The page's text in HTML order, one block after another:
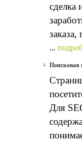
сделка
...
4. Поисковая
Для